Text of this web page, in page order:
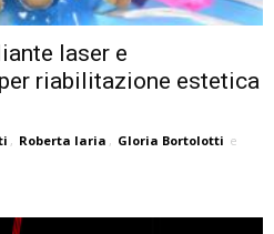
laser e
riabilitazione estetica
, Roberta Iaria , Gloria Bortolotti e